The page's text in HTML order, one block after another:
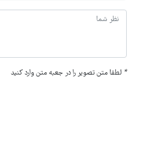
* لطفا متن تصویر را در جعبه متن وارد کنید